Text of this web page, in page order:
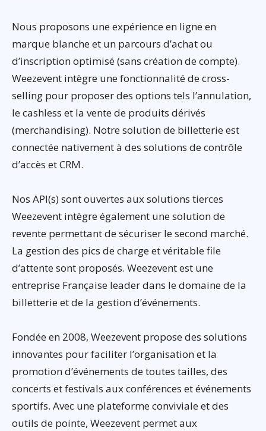
Nous proposons une expérience en ligne en
marque blanche et un parcours d’achat ou
d’inscription optimisé (sans création de compte).
Weezevent intègre une fonctionnalité de cross-
selling pour proposer des options tels l’annulation,
le cashless et la vente de produits dérivés
(merchandising). Notre solution de billetterie est
connectée nativement à des solutions de contrôle
d’accès et CRM.
Nos API(s) sont ouvertes aux solutions tierces
Weezevent intègre également une solution de
revente permettant de sécuriser le second marché.
La gestion des pics de charge et véritable file
d’attente sont proposés. Weezevent est une
entreprise Française leader dans le domaine de la
billetterie et de la gestion d’événements.
Fondée en 2008, Weezevent propose des solutions
innovantes pour faciliter l’organisation et la
promotion d’événements de toutes tailles, des
concerts et festivals aux conférences et événements
sportifs. Avec une plateforme conviviale et des
outils de pointe, Weezevent permet aux